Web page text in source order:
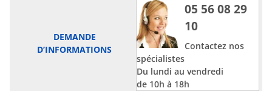
DEMANDE
D’INFORMATIONS
05 56 08 29
10
Contactez nos
spécialistes
Du lundi au vendredi
de 10h à 18h